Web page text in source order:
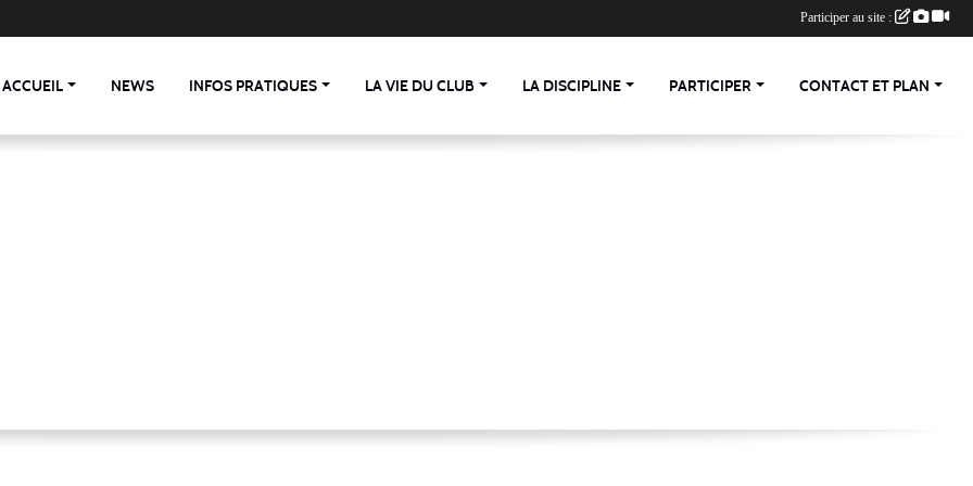
ACCUEIL NEWS INFOS PRATIQUES LA VIE DU CLUB LA DISCIPLINE PARTICIPER CONTACT ET PLAN
Participer au site :